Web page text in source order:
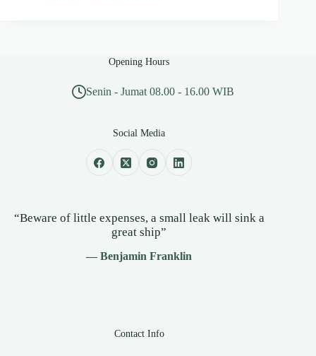
Opening Hours
Senin - Jumat 08.00 - 16.00 WIB
Social Media
“Beware of little expenses, a small leak will sink a
great ship”
— Benjamin Franklin
Contact Info